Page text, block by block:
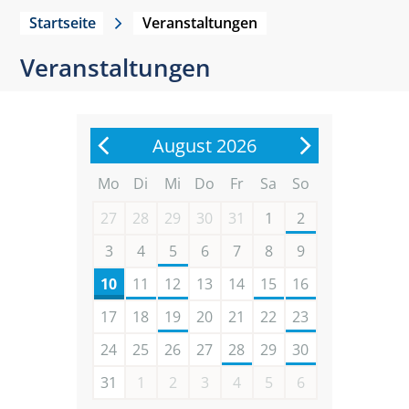
Startseite Veranstaltungen
Veranstaltungen
August 2026
Mo Di Mi Do Fr Sa
So
27
28 29 30 31 1
2
3
4 5 6 7 8
9
10
11 12 13 14 15
16
17
18 19 20 21 22
23
24
25 26 27 28 29
30
31
1 2 3 4 5 6